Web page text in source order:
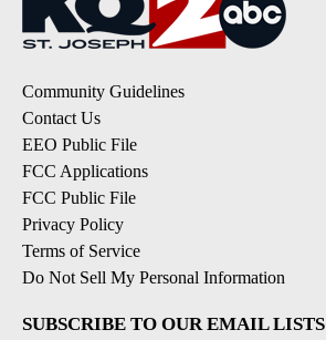
Community Guidelines
Contact Us
EEO Public File
FCC Applications
FCC Public File
Privacy Policy
Terms of Service
Do Not Sell My Personal Information
SUBSCRIBE TO OUR EMAIL LISTS